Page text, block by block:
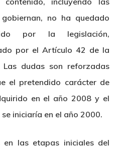
no ha quedado
por la legislación,
por el Artículo 42 de la
Las dudas son reforzadas
el pretendido carácter de
en el año 2008 y el
iniciaría en el año 2000.
en las etapas iniciales del